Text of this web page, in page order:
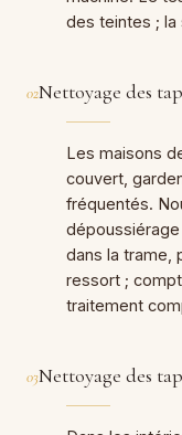
des teintes ;
02Nettoyage des
Les maisons
couvert,
fréquentés.
dans la trame,
ressort ;
traitement
03Nettoyage des